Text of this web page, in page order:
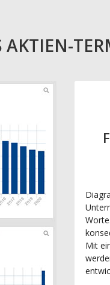
AKTIEN-
Mit